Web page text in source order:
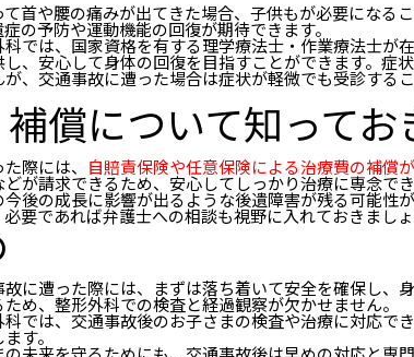
首や腰の痛みが出てきた場合、子供もが必要にな
の予防や運動機能の回復が期待できます。
科では、国家資格を有する理学療法士・作業療法士
し、安心して身体の回復を目指すことができます。
が、交通事故に遭った場合は症状が軽微でも受診する
償について知ってお
際には、 自賠責保険や任意保険による治療費の補償が
が請求できるため、安心してしっかり治療に専念でき
今後の成長に影響が出るような後遺障害が残る可能
要であれば弁護士への相談も視野に入れておきましょ
に遭った際には、まずは落ち着いて安全を確保し
め、整形外科での検査と経過観察が欠かせません。
科では、交通事故後のお子さまの検査や治療に対応
す。